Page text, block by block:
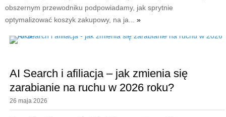
obszernym przewodniku podpowiadamy, jak sprytnie
optymalizować koszyk zakupowy, na ja... »
AI Search i afiliacja – jak zmienia się
zarabianie na ruchu w 2026 roku?
26 maja 2026